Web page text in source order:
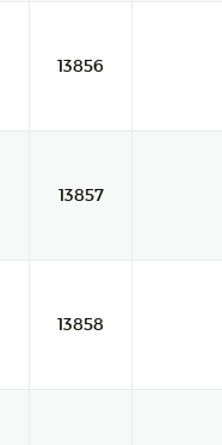
13856
13857
13858